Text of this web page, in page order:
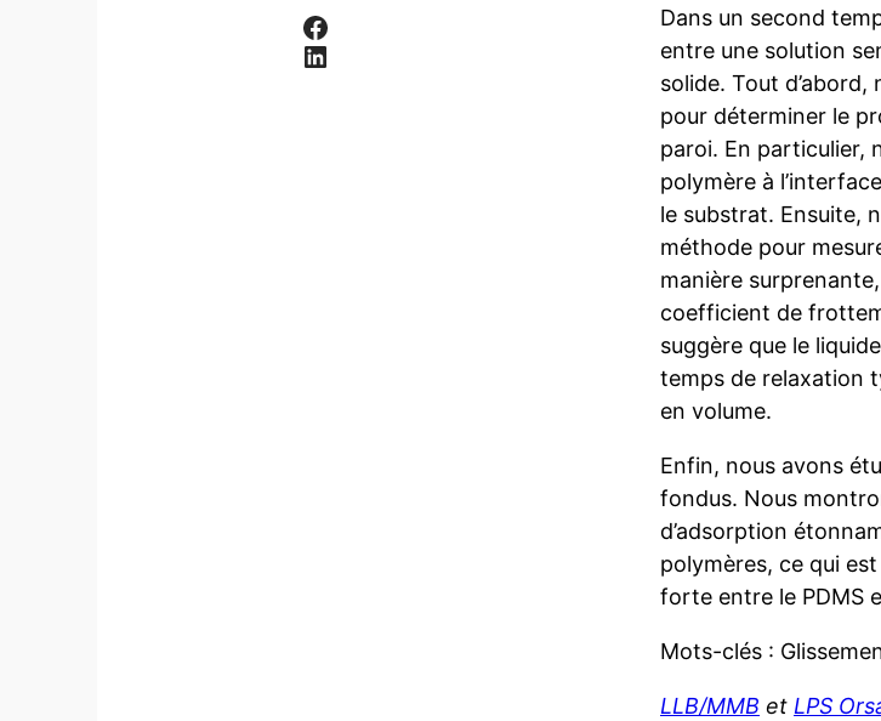
Facebook
LinkedIn
Dans un second
entre une solution
solide. Tout
pour déterminer le
paroi. En particulier,
polymère à
le substrat. Ensuite,
méthode pour
manière
coefficient de
suggère que le
temps de relaxation
en volume.
Enfin, nous avons
fondus. Nous
d’adsorption
polymères, ce qui
forte entre le PDMS
Mots-clés :
LLB/MMB et LPS